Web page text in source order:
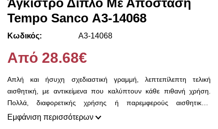
Tempo Sanco Α3-14068
Κωδικός: Α3-14068
Από 28.68€
Απλή και ήσυχη σχεδιαστική γραμμή, λεπτεπίλεπτη τελική
αισθητική, με αντικείμενα που καλύπτουν κάθε πιθανή χρήση.
Πολλά, διαφορετικής χρήσης ή παρεμφερούς αισθητικής,
αντικείμενα στην ίδια σειρά, που καλύπτουν κάθε πιθανή ανάγκη
Εμφάνιση περισσότερων